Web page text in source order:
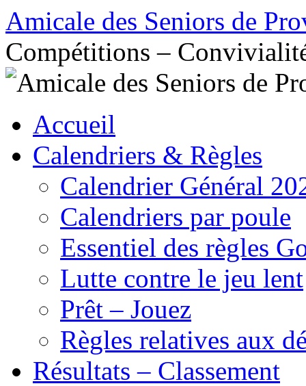
Aller
au
contenu
Amicale des Seniors de
Compétitions –
Accueil
Calendriers & Règles
Calendrier Général
Calendriers par poule
Essentiel des règles
Lutte contre le jeu lent
Prêt – Jouez
Règles relatives aux
Résultats – Classement